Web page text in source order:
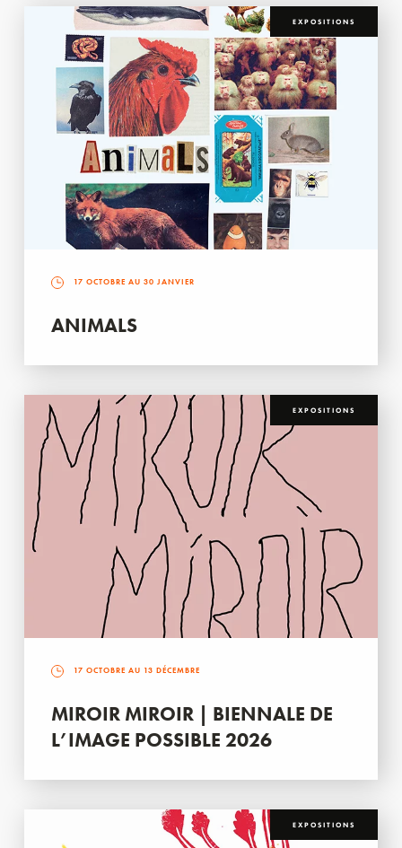
EXPOSITIONS
17 OCTOBRE AU 30 JANVIER
ANIMALS
EXPOSITIONS
17 OCTOBRE AU 13 DÉCEMBRE
MIROIR MIROIR | BIENNALE DE
L’IMAGE POSSIBLE 2026
EXPOSITIONS